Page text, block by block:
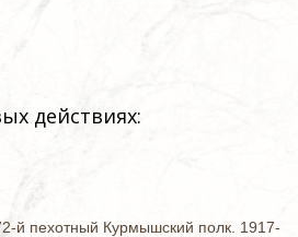
действиях:
й пехотный Курмышский полк. 1917-